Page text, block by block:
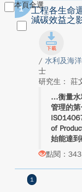
本頁全選
1
工程各生命
減碳效益之
/ 水利及海
士
研究生： 莊
衡量
管理的
of
始能達
點閱：343
1